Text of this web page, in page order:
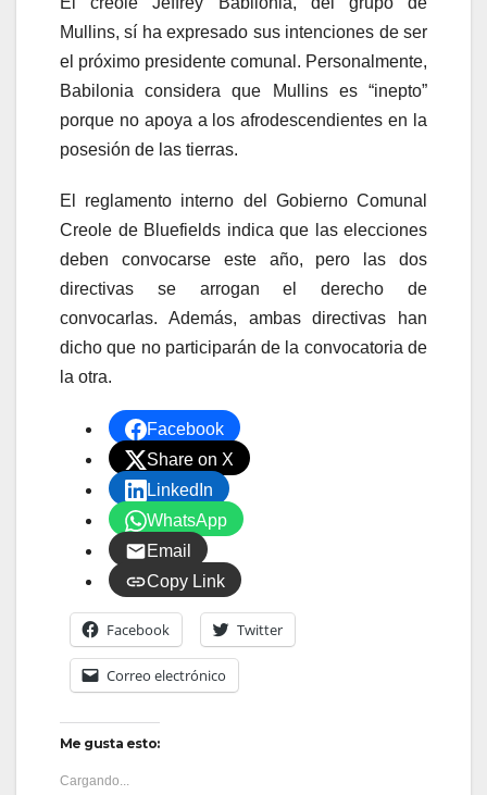
Mullins, sí ha expresado sus intenciones de ser
el próximo presidente comunal. Personalmente,
Babilonia considera que Mullins es “inepto”
porque no apoya a los afrodescendientes en la
posesión de las tierras.
El reglamento interno del Gobierno Comunal
Creole de Bluefields indica que las elecciones
deben convocarse este año, pero las dos
directivas se arrogan el derecho de
convocarlas. Además, ambas directivas han
dicho que no participarán de la convocatoria de
la otra.
Facebook
Share on X
LinkedIn
WhatsApp
Email
Copy Link
Facebook Twitter
Correo electrónico
Me gusta esto:
Cargando...